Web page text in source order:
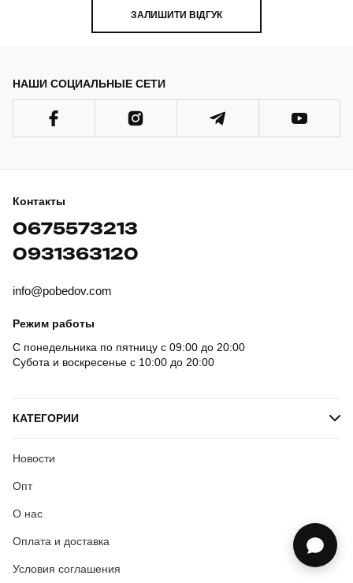
ЗАЛИШИТИ ВІДГУК
НАШИ СОЦИАЛЬНЫЕ СЕТИ
Контакты
0675573213
0931363120
info@pobedov.com
Режим работы
С понедельника по пятницу с 09:00 до 20:00
Субота и воскресенье с 10:00 до 20:00
КАТЕГОРИИ
Новости
Опт
О нас
Оплата и доставка
Условия соглашения